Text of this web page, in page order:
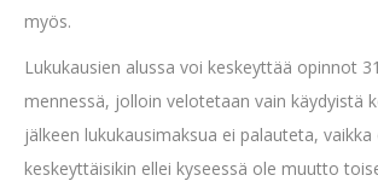
myös.
Lukukausien alussa voi keskeyttää opinnot
mennessä, jolloin velotetaan vain käydyistä
jälkeen lukukausimaksua ei palauteta,
keskeyttäisikin ellei kyseessä ole muutto